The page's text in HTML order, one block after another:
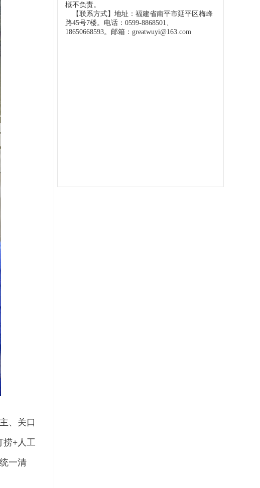
、关口
捞+人工
一清
概不负责。
【联系方式】地址：福建省南平市延平区梅峰
路45号7楼。电话：0599-8868501、
18650668593。邮箱：greatwuyi@163.com